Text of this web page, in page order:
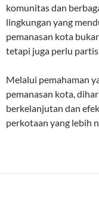
komunitas dan
lingkungan yang
pemanasan kota
tetapi juga perlu
Melalui pemahaman
pemanasan kota,
berkelanjutan dan
perkotaan yang lebih